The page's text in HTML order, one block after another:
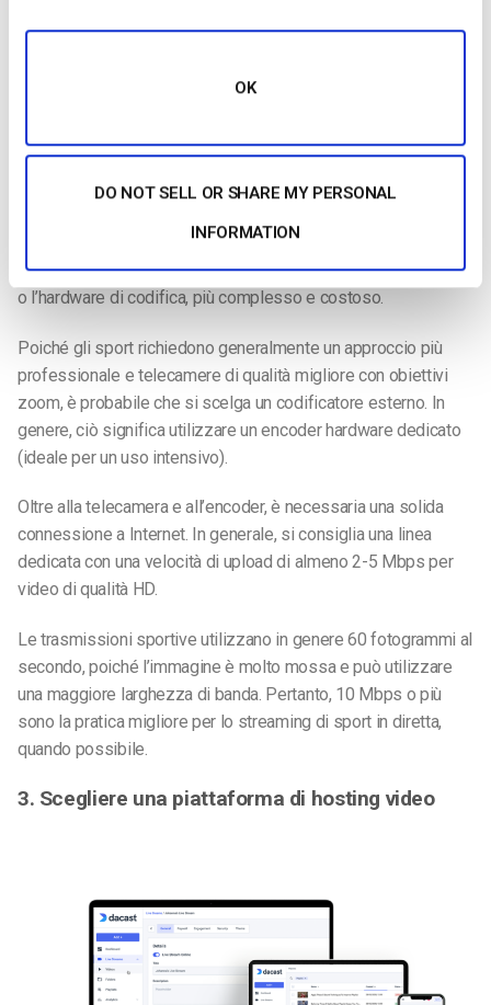
OK
DO NOT SELL OR SHARE MY PERSONAL
INFORMATION
vostro campionato ha il budget necessario, allora dovrete
live switcher per una trasmissione professionale e senza
Un codificatore prende il contenuto video registrato dalla
telecamera e lo converte in un formato visualizzabile dagli
può essere relativamente semplice. È possibile scegliere tra
software di codificacome OBS Studio, gratuito e open source,
o l’hardware di codifica, più complesso e costoso.
Poiché gli sport richiedono generalmente un approccio più
professionale e telecamere di qualità migliore con obiettivi
zoom, è probabile che si scelga un codificatore esterno. In
genere, ciò significa utilizzare un encoder hardware dedicato
(ideale per un uso intensivo).
Oltre alla telecamera e all’encoder, è necessaria una solida
connessione a Internet. In generale, si consiglia una linea
dedicata con una velocità di upload di almeno 2-5 Mbps per
video di qualità HD.
Le trasmissioni sportive utilizzano in genere 60 fotogrammi al
secondo, poiché l’immagine è molto mossa e può utilizzare
una maggiore larghezza di banda. Pertanto, 10 Mbps o più
sono la pratica migliore per lo streaming di sport in diretta,
quando possibile.
3. Scegliere una piattaforma di hosting video